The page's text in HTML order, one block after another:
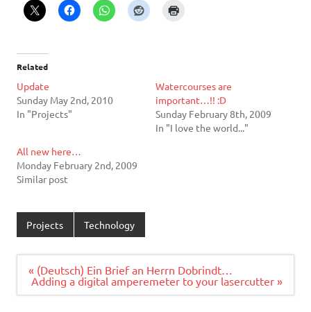
Related
Update
Sunday May 2nd, 2010
In "Projects"
Watercourses are
important…!! :D
Sunday February 8th, 2009
In "I love the world..."
All new here…
Monday February 2nd, 2009
Similar post
Projects Technology
Post
navigation
« (Deutsch) Ein Brief an Herrn Dobrindt…
Adding a digital amperemeter to your lasercutter »